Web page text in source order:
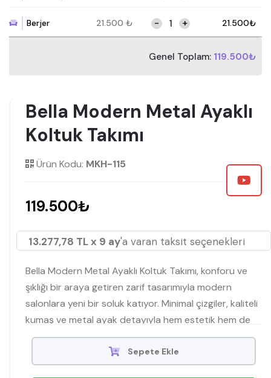
Berjer 21.500 ₺ - + 21.500₺
Genel Toplam: 119.500₺
Bella Modern Metal Ayaklı
Koltuk Takımı
Ürün Kodu: MKH-115
119.500₺
13.277,78 TL x 9 ay'a varan taksit seçenekleri
Bella Modern Metal Ayaklı Koltuk Takımı, konforu ve
şıklığı bir araya getiren zarif tasarımıyla modern
salonlara yeni bir soluk katıyor. Minimal çizgiler, kaliteli
kumaş ve metal ayak detayıyla hem estetik hem de
dayanıklı bir kullanım sunar. İnegöl Mobilyası kalitesiyle
Sepete Ekle